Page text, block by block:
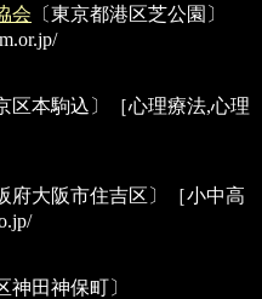
会 〔東京都港区芝公園〕
区本駒込〕［心理療法,心理
府大阪市住吉区〕［小中高
神田神保町〕